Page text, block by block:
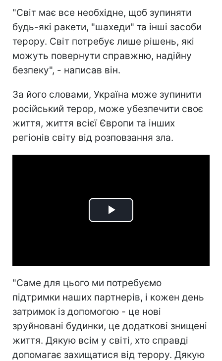
"Світ має все необхідне, щоб зупиняти
будь-які ракети, "шахеди" та інші засоби
терору. Світ потребує лише рішень, які
можуть повернути справжню, надійну
безпеку", - написав він.
За його словами, Україна може зупинити
російський терор, може убезпечити своє
життя, життя всієї Європи та інших
регіонів світу від розповзання зла.
Play
"Саме для цього ми потребуємо
підтримки наших партнерів, і кожен день
затримок із допомогою - це нові
зруйновані будинки, це додаткові знищені
життя. Дякую всім у світі, хто справді
допомагає захищатися від терору. Дякую